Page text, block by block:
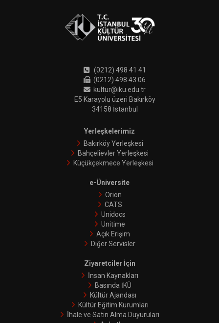
(0212) 498 41 41
(0212) 498 43 06
kultur@iku.edu.tr
E5 Karayolu üzeri Bakırköy
34158 İstanbul
Yerleşkelerimiz
Bakırköy Yerleşkesi
Bahçelievler Yerleşkesi
Küçükçekmece Yerleşkesi
e-Üniversite
Orion
CATS
Unidocs
Unitime
Açık Erişim
Diğer Servisler
Ziyaretciler İçin
İnsan Kaynakları
Basında İKÜ
Kültür Ajandası
Kültür Eğitim Kurumları
İhale ve Satın Alma Duyuruları